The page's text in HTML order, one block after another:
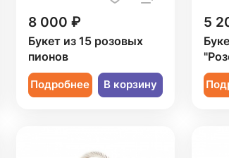
8 000 ₽
Букет из 15 розовых
пионов
Подробнее В корзину
5